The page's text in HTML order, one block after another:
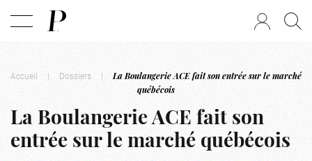
Accueil | Dossiers |
La Boulangerie ACE fait son entrée sur le marché
québécois
La Boulangerie ACE fait son
entrée sur le marché québécois